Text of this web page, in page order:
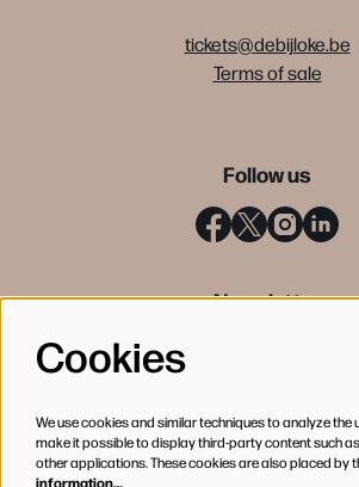
tickets@debijloke.be
Terms of sale
Follow us
Newsletter
Cookies
We use cookies and similar techniques to analyze the
make it possible to display third-party content such
other applications. These cookies are also placed by
information…